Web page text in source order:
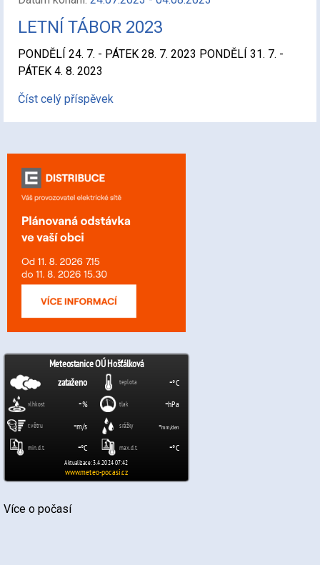
Více o počasí
LETNÍ TÁBOR 2023
PONDĚLÍ 24. 7. - PÁTEK 28. 7. 2023 PONDĚLÍ 31. 7. -
PÁTEK 4. 8. 2023
Číst celý příspěvek